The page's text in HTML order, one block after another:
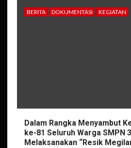
BERITA DOKUMENTASI KEGIATAN
Dalam Rangka Menyambut
ke-81 Seluruh Warga SMPN
Melaksanakan “Resik